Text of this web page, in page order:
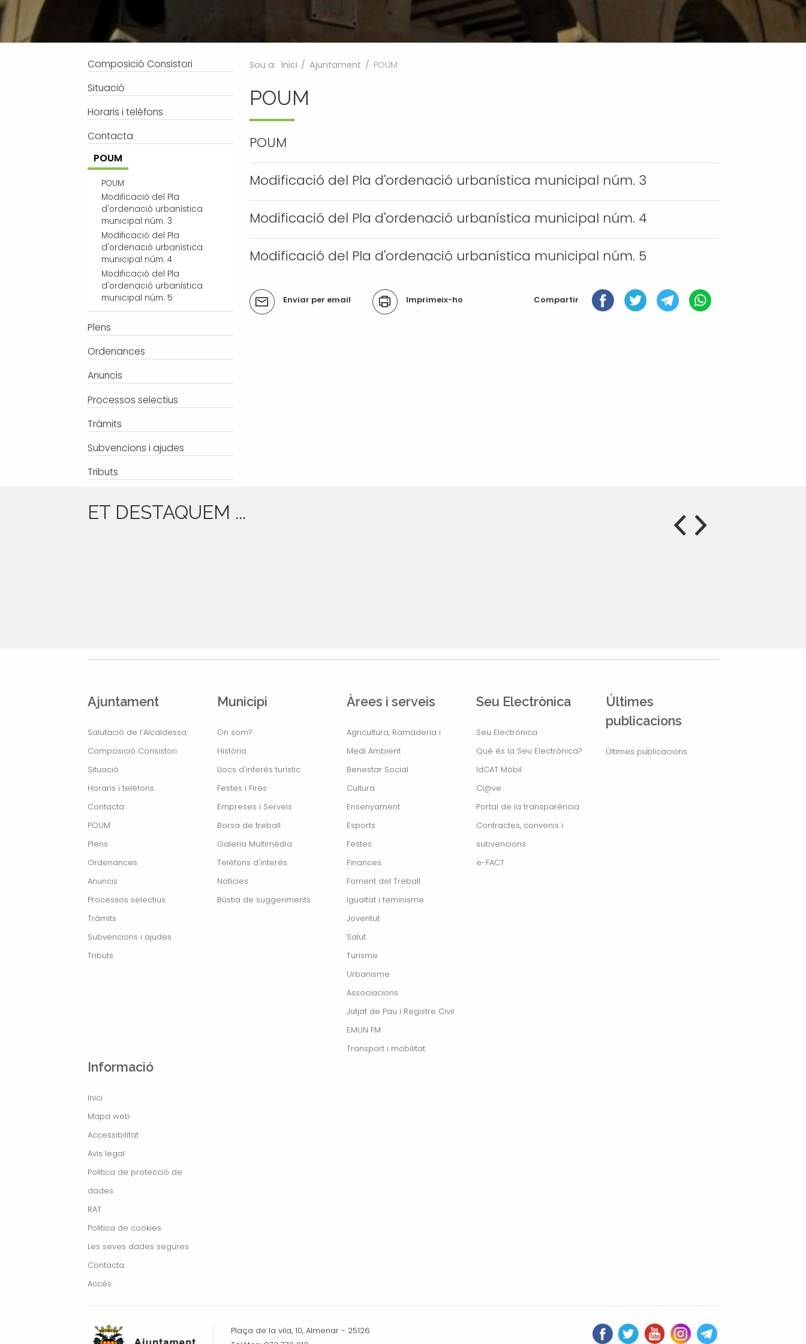
Processos selectius
Tràmits
Bústia de suggeriments
Joventut
Salut
Jutjat de Pau i Registre Civil
Navegació
Composició Consistori
Situació
Horaris i telèfons
Contacta
POUM
POUM
Modificació del Pla
d'ordenació urbanística
municipal núm. 3
Modificació del Pla
d'ordenació urbanística
municipal núm. 4
Modificació del Pla
d'ordenació urbanística
municipal núm. 5
Plens
Ordenances
Anuncis
Processos selectius
Tràmits
Subvencions i ajudes
Tributs
Sou a: Inici / Ajuntament / POUM
POUM
POUM
Modificació del Pla d'ordenació urbanística municipal núm. 3
Modificació del Pla d'ordenació urbanística municipal núm. 4
Modificació del Pla d'ordenació urbanística municipal núm. 5
Accions
del
Enviar per email Imprimeix-ho Compartir
ET DESTAQUEM ...
Ajuntament
Salutació de l’Alcaldessa
Composició Consistori
Situació
Horaris i telèfons
Contacta
POUM
Plens
Ordenances
Anuncis
Processos selectius
Tràmits
Subvencions i ajudes
Tributs
Municipi
On som?
Història
Llocs d'interés turístic
Festes i Fires
Empreses i Serveis
Borsa de treball
Galeria Multimèdia
Telèfons d'interés
Notícies
Bústia de suggeriments
Àrees i serveis
Agricultura, Ramaderia i
Medi Ambient
Benestar Social
Cultura
Ensenyament
Esports
Festes
Finances
Foment del Treball
Igualtat i feminisme
Joventut
Salut
Turisme
Urbanisme
Associacions
Jutjat de Pau i Registre Civil
EMUN FM
Transport i mobilitat
Seu Electrònica
Seu Electrònica
Què és la Seu Electrònica?
IdCAT Mòbil
Cl@ve
Portal de la transparència
Contractes, convenis i
subvencions
e-FACT
Últimes
publicacions
Últimes publicacions
Informació
Inici
Mapa web
Accessibilitat
Avís legal
Política de protecció de
dades
RAT
Política de cookies
Les seves dades segures
Contacta
Accés
Plaça de la vila, 10, Almenar - 25126